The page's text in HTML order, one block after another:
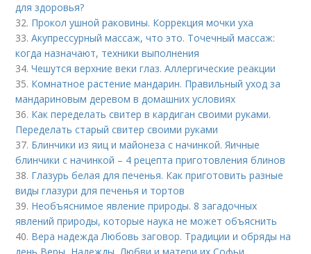
для здоровья?
32. Прокол ушной раковины. Коррекция мочки уха
33.Акупрессурный массаж, что это. Точечный массаж:
когда назначают, техники выполнения
34.Чешутся верхние веки глаз. Аллергические реакции
35. Комнатное растение мандарин. Правильный уход за
мандариновым деревом в домашних условиях
36. Как переделать свитер в кардиган своими руками.
Переделать старый свитер своими руками
37. Блинчики из яиц и майонеза с начинкой. Яичные
блинчики с начинкой – 4 рецепта приготовления блинов
38. Глазурь белая для печенья. Как приготовить разные
виды глазури для печенья и тортов
39. Необъяснимое явление природы. 8 загадочных
явлений природы, которые наука не может объяснить
40. Вера надежда Любовь заговор. Традиции и обряды на